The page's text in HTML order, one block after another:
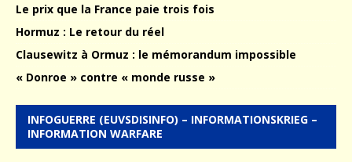
Le prix que la France paie trois fois
Hormuz : Le retour du réel
Clausewitz à Ormuz : le mémorandum impossible
« Donroe » contre « monde russe »
INFOGUERRE (EUVSDISINFO) – INFORMATIONSKRIEG –
INFORMATION WARFARE